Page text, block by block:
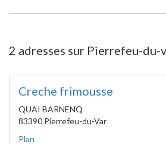
2 adresses sur Pierrefeu-du-
Creche frimousse
QUAI BARNENQ
83390 Pierrefeu-du-Var
Plan